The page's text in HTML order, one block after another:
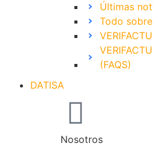
Últimas
Todo sobre
(FAQS)
DATISA
Nosotros